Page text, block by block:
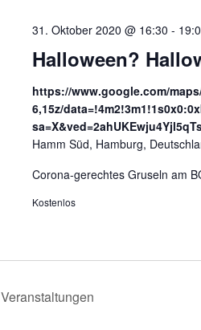
Halloween?
31. Oktober 2020 @ 16:30 -
https://www.google.com/
6,15z/
Hamm Süd, Hamburg,
Corona-gerechtes Gruseln am
Kostenlos
Veranstaltungen